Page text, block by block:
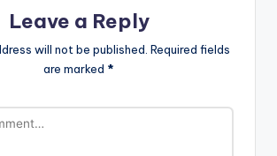
Leave a Reply
will not be published. Required fields
are marked *